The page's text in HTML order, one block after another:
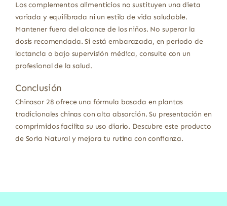
Los complementos alimenticios no sustituyen una dieta
variada y equilibrada ni un estilo de vida saludable.
Mantener fuera del alcance de los niños. No superar la
dosis recomendada. Si está embarazada, en periodo de
lactancia o bajo supervisión médica, consulte con un
profesional de la salud.
Conclusión
Chinasor 28 ofrece una fórmula basada en plantas
tradicionales chinas con alta absorción. Su presentación en
comprimidos facilita su uso diario. Descubre este producto
de Soria Natural y mejora tu rutina con confianza.